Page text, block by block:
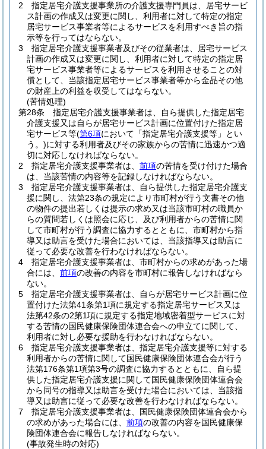
2
指定居宅介護支援事業所の介護支援専門員は、居宅サービ
ス計画の作成又は変更に関し、利用者に対して特定の指定
居宅サービス事業者等によるサービスを利用すべき旨の指
示等を行ってはならない。
3
指定居宅介護支援事業者及びその従業者は、居宅サービス
計画の作成又は変更に関し、利用者に対して特定の指定居
宅サービス事業者等によるサービスを利用させることの対
償として、当該指定居宅サービス事業者等から金品その他
の財産上の利益を収受してはならない。
(苦情処理)
第28条
指定居宅介護支援事業者は、自ら提供した指定居宅
介護支援又は自らが居宅サービス計画に位置付けた指定居
宅サービス等(第6項において「指定居宅介護支援等」とい
う。)に対する利用者及びその家族からの苦情に迅速かつ適
切に対応しなければならない。
2
指定居宅介護支援事業者は、 前項の苦情を受け付けた場合
は、当該苦情の内容等を記録しなければならない。
3
指定居宅介護支援事業者は、自ら提供した指定居宅介護支
援に関し、法第23条の規定により市町村が行う文書その他
の物件の提出若しくは提示の求め又は当該市町村の職員か
らの質問若しくは照会に応じ、及び利用者からの苦情に関
して市町村が行う調査に協力するとともに、市町村から指
導又は助言を受けた場合においては、当該指導又は助言に
従って必要な改善を行わなければならない。
4
指定居宅介護支援事業者は、市町村からの求めがあった場
合には、 前項の改善の内容を市町村に報告しなければなら
ない。
5
指定居宅介護支援事業者は、自らが居宅サービス計画に位
置付けた法第41条第1項に規定する指定居宅サービス又は
法第42条の2第1項に規定する指定地域密着型サービスに対
する苦情の国民健康保険団体連合会への申立てに関して、
利用者に対し必要な援助を行わなければならない。
6
指定居宅介護支援事業者は、指定居宅介護支援等に対する
利用者からの苦情に関して国民健康保険団体連合会が行う
法第176条第1項第3号の調査に協力するとともに、自ら提
供した指定居宅介護支援に関して国民健康保険団体連合会
から同号の指導又は助言を受けた場合においては、当該指
導又は助言に従って必要な改善を行わなければならない。
7
指定居宅介護支援事業者は、国民健康保険団体連合会から
の求めがあった場合には、 前項の改善の内容を国民健康保
険団体連合会に報告しなければならない。
(事故発生時の対応)